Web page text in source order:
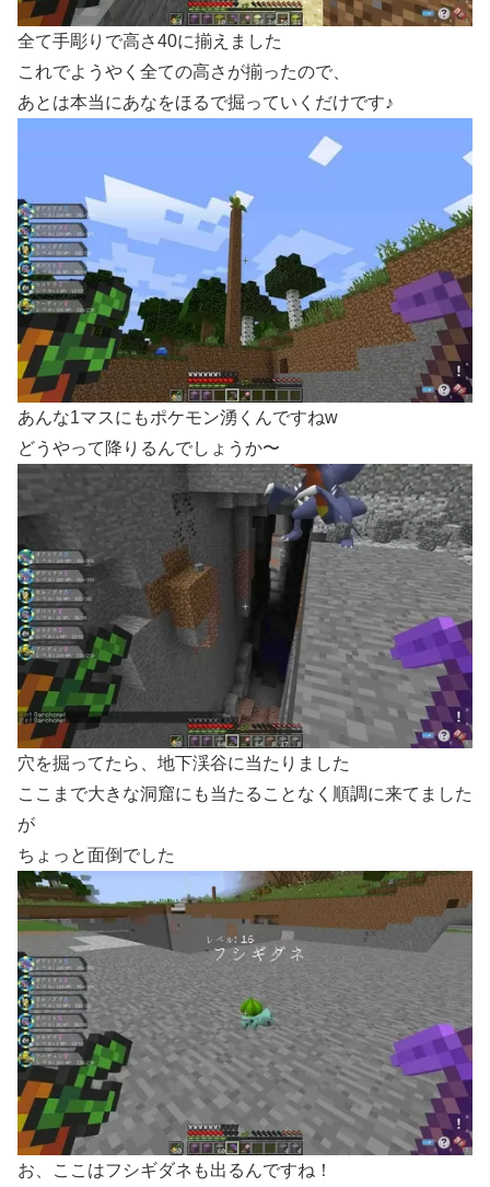
全て手彫りで高さ40に揃えました
これでようやく全ての高さが揃ったので、
あとは本当にあなをほるで掘っていくだけです♪
あんな1マスにもポケモン湧くんですねw
どうやって降りるんでしょうか〜
穴を掘ってたら、地下渓谷に当たりました
ここまで大きな洞窟にも当たることなく順調に来てました
が
ちょっと面倒でした
お、ここはフシギダネも出るんですね！